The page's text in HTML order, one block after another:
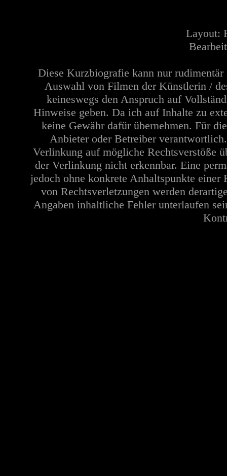
Layout:
Diese Kurzbiografie kann nur
Auswahl von Filmen der Künstlerin /
keineswegs den Anspruch auf
Hinweise geben. Da ich auf Inhalte zu
keine Gewähr dafür übernehmen. Für
Anbieter oder Betreiber
Verlinkung auf mögliche Rechtsverstöße
der Verlinkung nicht erkennbar. Eine
jedoch ohne konkrete Anhaltspunkte
von Rechtsverletzungen werden
Angaben inhaltliche Fehler unterlaufen